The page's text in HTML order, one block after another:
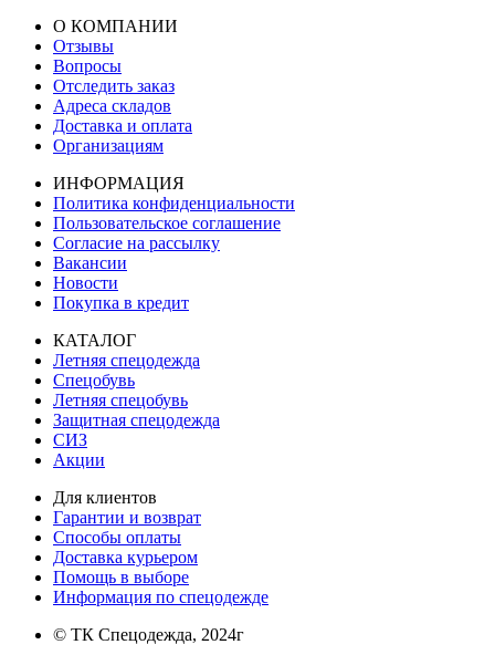
О КОМПАНИИ
Отзывы
Вопросы
Отследить заказ
Адреса складов
Доставка и оплата
Организациям
ИНФОРМАЦИЯ
Политика конфиденциальности
Пользовательское соглашение
Согласие на рассылку
Вакансии
Новости
Покупка в кредит
КАТАЛОГ
Летняя спецодежда
Спецобувь
Летняя спецобувь
Защитная спецодежда
СИЗ
Акции
Для клиентов
Гарантии и возврат
Способы оплаты
Доставка курьером
Помощь в выборе
Информация по спецодежде
© ТК Спецодежда, 2024г